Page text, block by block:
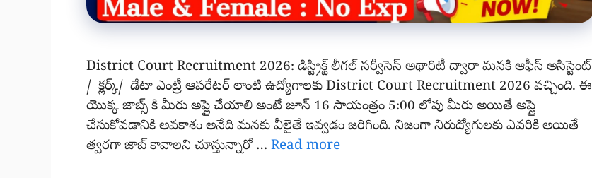
District Court Recruitment 2026: డిస్ట్రిక్ట్ లీగల్ సర్వీసెస్ అథారిటీ ద్వారా మనకి ఆఫీస్ అసిస్టెంట్
/ క్లర్క్/ డేటా ఎంట్రీ ఆపరేటర్ లాంటి ఉద్యోగాలకు District Court Recruitment 2026 వచ్చింది. ఈ
యొక్క జాబ్స్ కి మీరు అప్లై చేయాలి అంటే జూన్ 16 సాయంత్రం 5:00 లోపు మీరు అయితే అప్లై
చేసుకోవడానికి అవకాశం అనేది మనకు వీలైతే ఇవ్వడం జరిగింది. నిజంగా నిరుద్యోగులకు ఎవరికి అయితే
త్వరగా జాబ్ కావాలని చూస్తున్నారో … Read more